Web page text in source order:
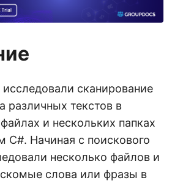
сканирование
различных текстов в
и нескольких папках
C#. Начиная с поискового
несколько файлов и
слова или фразы в